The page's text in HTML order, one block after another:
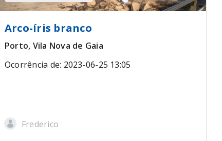
Arco-íris branco
Porto, Vila Nova de Gaia
Ocorrência de: 2023-06-25 13:05
Frederico